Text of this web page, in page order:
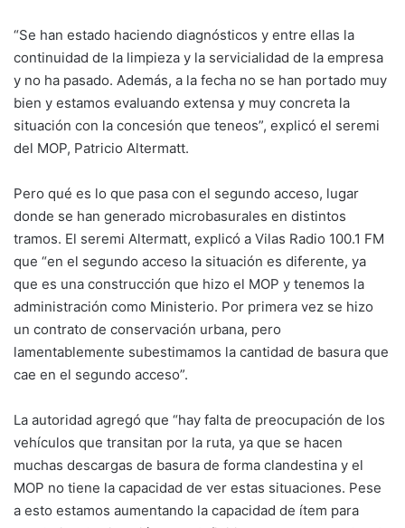
“Se han estado haciendo diagnósticos y entre ellas la
continuidad de la limpieza y la servicialidad de la empresa
y no ha pasado. Además, a la fecha no se han portado muy
bien y estamos evaluando extensa y muy concreta la
situación con la concesión que teneos”, explicó el seremi
del MOP, Patricio Altermatt.
Pero qué es lo que pasa con el segundo acceso, lugar
donde se han generado microbasurales en distintos
tramos. El seremi Altermatt, explicó a Vilas Radio 100.1 FM
que “en el segundo acceso la situación es diferente, ya
que es una construcción que hizo el MOP y tenemos la
administración como Ministerio. Por primera vez se hizo
un contrato de conservación urbana, pero
lamentablemente subestimamos la cantidad de basura que
cae en el segundo acceso”.
La autoridad agregó que “hay falta de preocupación de los
vehículos que transitan por la ruta, ya que se hacen
muchas descargas de basura de forma clandestina y el
MOP no tiene la capacidad de ver estas situaciones. Pese
a esto estamos aumentando la capacidad de ítem para